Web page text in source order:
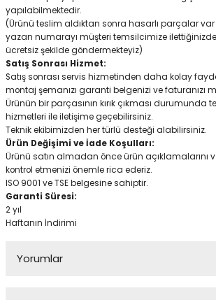
yapılabilmektedir.
(Ürünü teslim aldıktan sonra hasarlı parçalar
yazan numarayı müşteri temsilcimize
ücretsiz şekilde göndermekteyiz)
Satış Sonrası Hizmet:
Satış sonrası servis hizmetinden daha kolay
montaj şemanızı garanti belgenizi ve faturanızı
Ürünün bir parçasının kırık çıkması durumunda
hizmetleri ile iletişime geçebilirsiniz.
Teknik ekibimizden her türlü desteği alabilirsiniz.
Ürün Değişimi ve İade Koşulları:
Ürünü satın almadan önce ürün açıklamalarını
kontrol etmenizi önemle rica ederiz.
ISO 9001 ve TSE belgesine sahiptir.
Garanti Süresi:
2 yıl
Haftanın İndirimi
Yorumlar